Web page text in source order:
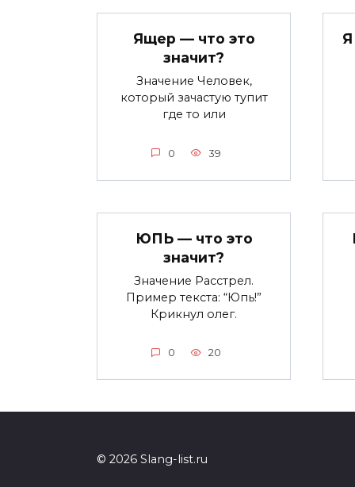
Ящер — что это
значит?
Значение Человек,
который зачастую тупит
где то или
0 39
ЮПЬ — что это
значит?
Значение Расстрел.
Пример текста: “Юпь!”
Крикнул олег.
0 20
© 2026 Slang-list.ru